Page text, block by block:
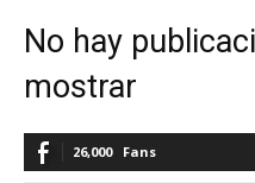
No hay
mostrar
26,000 Fans